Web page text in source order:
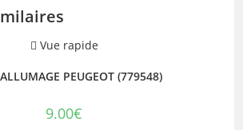
Vue rapide
PEUGEOT (779548)
9.00€